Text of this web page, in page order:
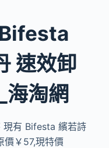
速效卸
淘網
現有 Bifesta 繽若詩
價￥57,現特價